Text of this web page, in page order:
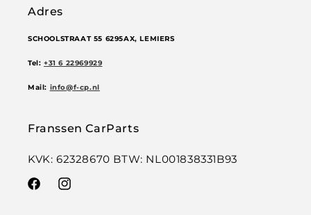
Adres
SCHOOLSTRAAT 55 6295AX, LEMIERS
Tel: +31 6 22969929
Mail: info@f-cp.nl
Franssen CarParts
KVK: 62328670 BTW: NL001838331B93
FacebookInstagram